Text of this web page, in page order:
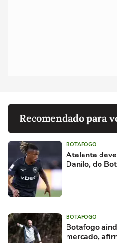
Recomendado para
BOTAFOGO
Atalanta
Danilo, do
BOTAFOGO
Botafogo
mercado,